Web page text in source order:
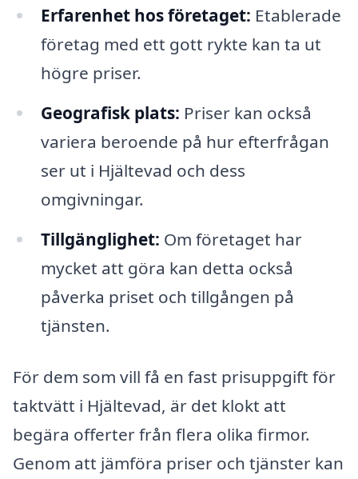
Erfarenhet hos företaget: Etablerade
företag med ett gott rykte kan ta ut
högre priser.
Geografisk plats: Priser kan också
variera beroende på hur efterfrågan
ser ut i Hjältevad och dess
omgivningar.
Tillgänglighet: Om företaget har
mycket att göra kan detta också
påverka priset och tillgången på
tjänsten.
För dem som vill få en fast prisuppgift för
taktvätt i Hjältevad, är det klokt att
begära offerter från flera olika firmor.
Genom att jämföra priser och tjänster kan